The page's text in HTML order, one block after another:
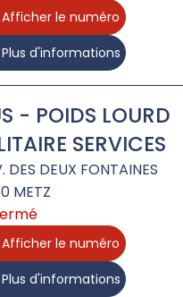
Afficher le numéro
Plus d'informations
- POIDS LOURD
SERVICES
DES DEUX FONTAINES
METZ
Afficher le numéro
Plus d'informations